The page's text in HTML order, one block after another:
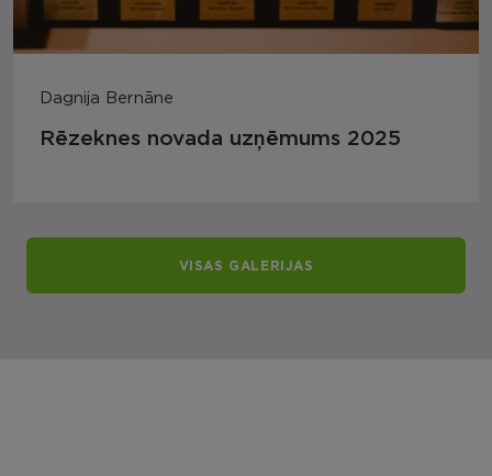
Dagnija Bernāne
Rēzeknes novada uzņēmums 2025
VISAS GALERIJAS